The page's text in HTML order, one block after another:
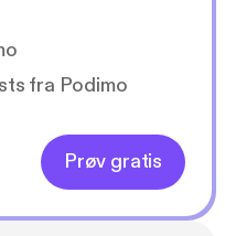
fra Podimo
Prøv gratis